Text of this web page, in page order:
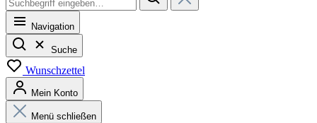
Navigation
Suche
Wunschzettel
Mein Konto
Menü schließen